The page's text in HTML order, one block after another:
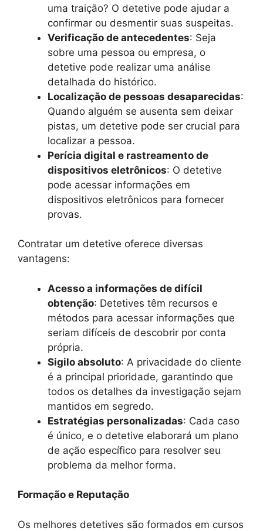
uma traição? O detetive pode ajudar a
confirmar ou desmentir suas suspeitas.
Verificação de antecedentes: Seja
sobre uma pessoa ou empresa, o
detetive pode realizar uma análise
detalhada do histórico.
Localização de pessoas desaparecidas:
Quando alguém se ausenta sem deixar
pistas, um detetive pode ser crucial para
localizar a pessoa.
Perícia digital e rastreamento de
dispositivos eletrônicos: O detetive
pode acessar informações em
dispositivos eletrônicos para fornecer
provas.
Contratar um detetive oferece diversas
vantagens:
Acesso a informações de difícil
obtenção: Detetives têm recursos e
métodos para acessar informações que
seriam difíceis de descobrir por conta
própria.
Sigilo absoluto: A privacidade do cliente
é a principal prioridade, garantindo que
todos os detalhes da investigação sejam
mantidos em segredo.
Estratégias personalizadas: Cada caso
é único, e o detetive elaborará um plano
de ação específico para resolver seu
problema da melhor forma.
Formação e Reputação
Os melhores detetives são formados em cursos